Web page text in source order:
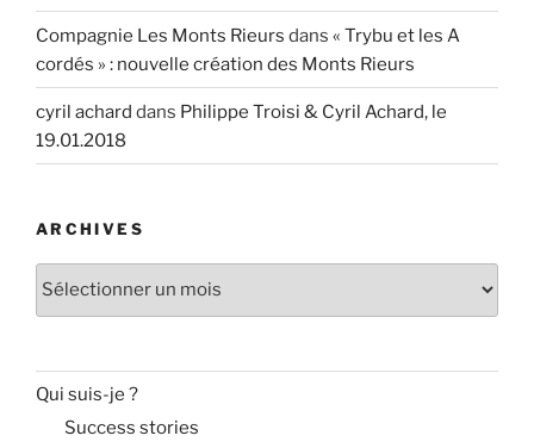
Compagnie Les Monts Rieurs dans « Trybu et les A
cordés » : nouvelle création des Monts Rieurs
cyril achard dans Philippe Troisi & Cyril Achard, le
19.01.2018
ARCHIVES
Archives
Qui suis-je ?
Success stories